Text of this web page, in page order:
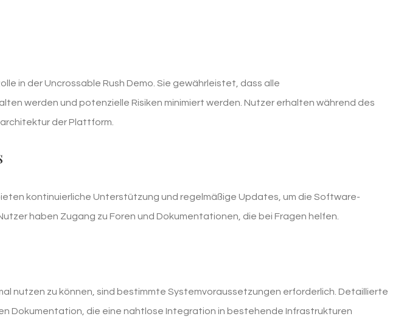
in der Uncrossable Rush Demo. Sie gewährleistet, dass alle
werden und potenzielle Risiken minimiert werden. Nutzer erhalten während des
der Plattform.
kontinuierliche Unterstützung und regelmäßige Updates, um die Software-
haben Zugang zu Foren und Dokumentationen, die bei Fragen helfen.
nutzen zu können, sind bestimmte Systemvoraussetzungen erforderlich. Detaillierte
Dokumentation, die eine nahtlose Integration in bestehende Infrastrukturen